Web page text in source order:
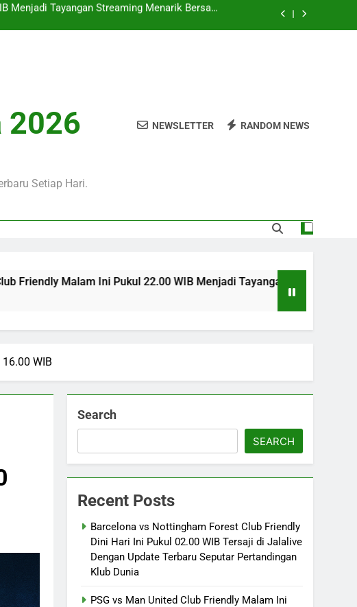
Malam Ini Pukul 20.00 WIB Bersama Jalalive
Ini Pukul 02.00 WIB Tersaji di Jalalive Dengan
Menjadi Tayangan Streaming Menarik Bersama
Jalalive Untuk Pecinta Sepak Bola
Malam Ini Pukul 20.00 WIB Bersama Jalalive
19.00 WIB Mengulas Keseruan Laga Pramusim
Dengan Strategi Dan Perjalanan Kedua Tim
2026
Setiap Hari.
NEWSLETTER RANDOM NEWS
Ini Pukul 22.00 WIB Menjadi Tayangan Streaming Menarik Bersama
WIB
Search
SEARCH
Recent Posts
Barcelona vs Nottingham Forest Club Friendly
Dini Hari Ini Pukul 02.00 WIB Tersaji di Jalalive
Dengan Update Terbaru Seputar Pertandingan
Klub Dunia
PSG vs Man United Club Friendly Malam Ini